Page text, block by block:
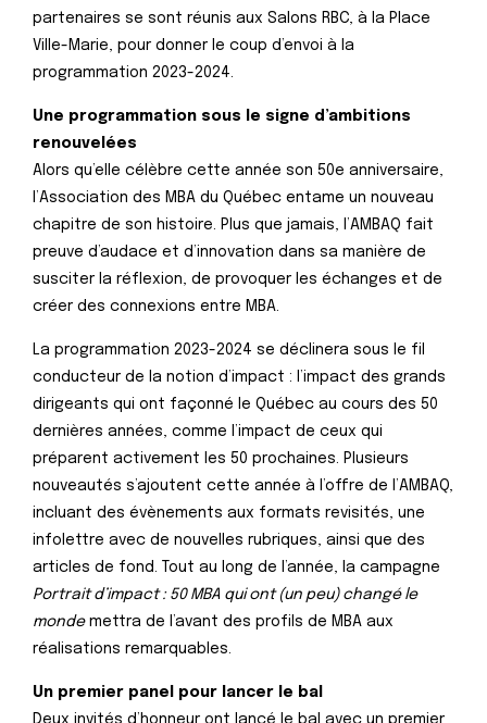
partenaires se sont réunis aux Salons RBC, à la Place
Ville-Marie, pour donner le coup d’envoi à la
programmation 2023-2024.
Une programmation sous le signe d’ambitions
renouvelées
Alors qu’elle célèbre cette année son 50e anniversaire,
l’Association des MBA du Québec entame un nouveau
chapitre de son histoire. Plus que jamais, l’AMBAQ fait
preuve d’audace et d’innovation dans sa manière de
susciter la réflexion, de provoquer les échanges et de
créer des connexions entre MBA.
La programmation 2023-2024 se déclinera sous le fil
conducteur de la notion d’impact : l’impact des grands
dirigeants qui ont façonné le Québec au cours des 50
dernières années, comme l’impact de ceux qui
préparent activement les 50 prochaines. Plusieurs
nouveautés s’ajoutent cette année à l’offre de l’AMBAQ,
incluant des évènements aux formats revisités, une
infolettre avec de nouvelles rubriques, ainsi que des
articles de fond. Tout au long de l’année, la campagne
Portrait d’impact : 50 MBA qui ont (un peu) changé le
mondemettra de l’avant des profils de MBA aux
réalisations remarquables.
Un premier panel pour lancer le bal
Deux invités d’honneur ont lancé le bal avec un premier